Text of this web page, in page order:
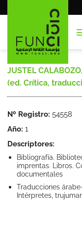
al
JUSTEL
(ed. Crítica,
Nº Registro: 54558
Año: 1
Descriptores:
Bibliografía.
imprentas. Libros.
documentales
Traducciones
Intérpretes,